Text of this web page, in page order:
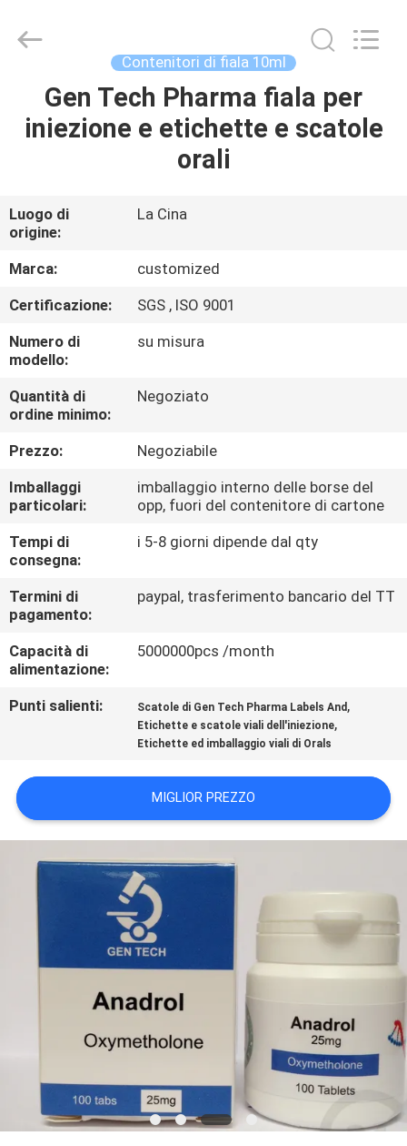
CASA
CIRCA
NOI
GIRO
DELLA
FABBRICA
CONTROLLO
DI
QUALITÀ
CONTATTICI
NOTIZIE
CASI
MAPPA
SITO
PRIVACY
POLICY
Industry
Contenitori di fiala 10ml
Gen Tech Pharma fiala per
iniezione e etichette e scatole
orali
Luogo di
origine:
La Cina
Marca:
customized
Certificazione:
SGS , ISO 9001
Numero di
modello:
su misura
Quantità di
ordine minimo:
Negoziato
Prezzo:
Negoziabile
Imballaggi
particolari:
imballaggio interno delle borse del
opp, fuori del contenitore di cartone
Tempi di
consegna:
i 5-8 giorni dipende dal qty
Termini di
pagamento:
paypal, trasferimento bancario del TT
Capacità di
alimentazione:
5000000pcs /month
Punti salienti: Scatole di Gen Tech Pharma Labels And ,
Etichette e scatole viali dell'iniezione,
Etichette ed imballaggio viali di Orals
MIGLIOR PREZZO